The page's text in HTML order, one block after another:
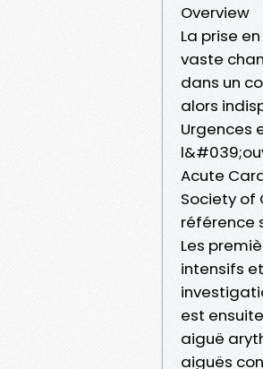
Overview
La prise
vaste
dans un
alors
Urgences
Acute
Society of
référence
Les
intensifs
est
aiguë
aiguës